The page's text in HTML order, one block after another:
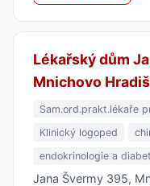
Lékařský dům
Mnichovo
Sam.ord.prakt.lékaře
Klinický logoped
endokrinologie a
Jana Švermy 395,